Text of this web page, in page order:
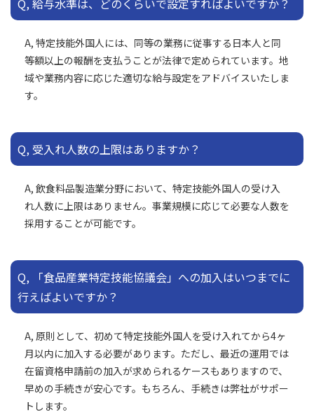
Q, 給与水準は、どのくらいで設定すればよいですか？
A, 特定技能外国人には、同等の業務に従事する日本人と同
等額以上の報酬を支払うことが法律で定められています。地
域や業務内容に応じた適切な給与設定をアドバイスいたしま
す。
Q, 受入れ人数の上限はありますか？
A, 飲食料品製造業分野において、特定技能外国人の受け入
れ人数に上限はありません。事業規模に応じて必要な人数を
採用することが可能です。
Q, 「食品産業特定技能協議会」への加入はいつまでに
行えばよいですか？
A, 原則として、初めて特定技能外国人を受け入れてから4ヶ
月以内に加入する必要があります。ただし、最近の運用では
在留資格申請前の加入が求められるケースもありますので、
早めの手続きが安心です。もちろん、手続きは弊社がサポー
トします。